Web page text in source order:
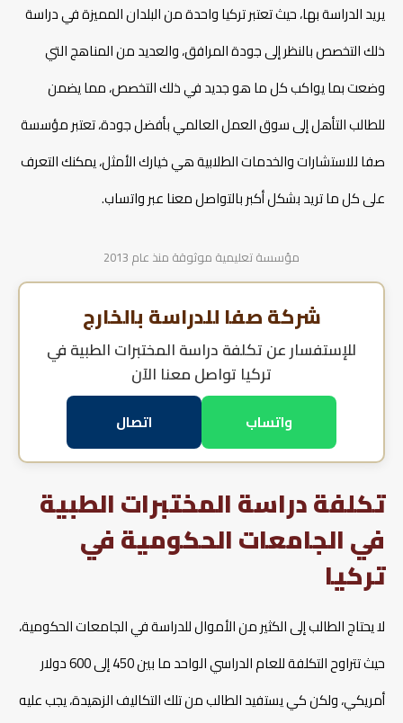
الطبية في تركيا؟
شروط القبول في المختبرات الطبية في تركيا
الأوراق المطلوبة لدراسة المختبرات الطبية في تركيا
هل توجد منح أو خصومات لتقليل تكلفة دراسة المختبرات
الطبية في تركيا؟
استراتيجيات لتقليل تكلفة دراسة المختبرات الطبية في تركيا
فرص العمل أثناء الدراسة لتغطية تكلفة المختبرات الطبية في
هل تكلفة دراسة المختبرات الطبية في تركيا مجدية مقابل
مميزات التقديم عبر خبراء ومستشاري صفا
الأسئلة الشائعة حول تكلفة دراسة المختبرات الطبية في تركيا
شروط دراسة التمريض في تركيا
شروط دراسة الطيران في تركيا
يريد الدراسة بها، حيث تعتبر تركيا واحدة من البلدان المميزة في دراسة
ذلك التخصص بالنظر إلى جودة المرافق، والعديد من المناهج التي
وضعت بما يواكب كل ما هو جديد في ذلك التخصص، مما يضمن
للطالب التأهل إلى سوق العمل العالمي بأفضل جودة، تعتبر مؤسسة
صفا للاستشارات والخدمات الطلابية هي خيارك الأمثل، يمكنك التعرف
على كل ما تريد بشكل أكبر بالتواصل معنا عبر واتساب.
مؤسسة تعليمية موثوقة منذ عام 2013
شركة صفا للدراسة بالخارج
للإستفسار عنتكلفة دراسة المختبرات الطبية في
تركياتواصل معنا الآن
واتساب اتصال
تكلفة دراسة المختبرات الطبية
في الجامعات الحكومية في
تركيا
لا يحتاج الطالب إلى الكثير من الأموال للدراسة في الجامعات الحكومية،
حيث تتراوح التكلفة للعام الدراسي الواحد ما بين 450 إلى 600 دولار
أمريكي، ولكن كي يستفيد الطالب من تلك التكاليف الزهيدة، يجب عليه